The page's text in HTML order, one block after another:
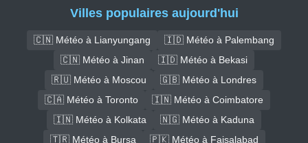
Villes populaires aujourd'hui
🇨🇳 Météo à Lianyungang
🇮🇩 Météo à Palembang
🇨🇳 Météo à Jinan
🇮🇩 Météo à Bekasi
🇷🇺 Météo à Moscou
🇬🇧 Météo à Londres
🇨🇦 Météo à Toronto
🇮🇳 Météo à Coimbatore
🇮🇳 Météo à Kolkata
🇳🇬 Météo à Kaduna
🇹🇷 Météo à Bursa
🇵🇰 Météo à Faisalabad